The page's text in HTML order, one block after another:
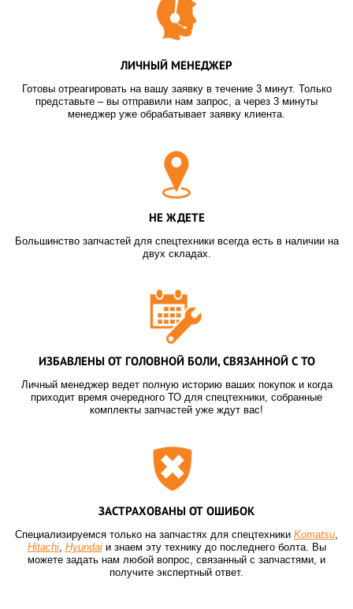
ЛИЧНЫЙ МЕНЕДЖЕР
Готовы отреагировать на вашу заявку в течение 3 минут. Только
представьте – вы отправили нам запрос, а через 3 минуты
менеджер уже обрабатывает заявку клиента.
НЕ ЖДЕТЕ
Большинство запчастей для спецтехники всегда есть в наличии на
двух складах.
ИЗБАВЛЕНЫ ОТ ГОЛОВНОЙ БОЛИ, СВЯЗАННОЙ С ТО
Личный менеджер ведет полную историю ваших покупок и когда
приходит время очередного ТО для спецтехники, собранные
комплекты запчастей уже ждут вас!
ЗАСТРАХОВАНЫ ОТ ОШИБОК
Специализируемся только на запчастях для спецтехники Komatsu,
Hitachi, Hyundaiи знаем эту технику до последнего болта. Вы
можете задать нам любой вопрос, связанный с запчастями, и
получите экспертный ответ.